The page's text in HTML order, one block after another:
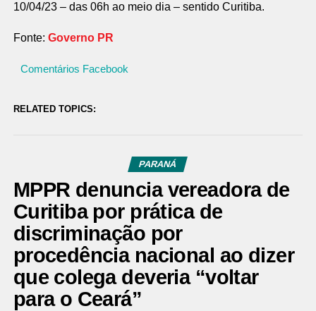
10/04/23 – das 06h ao meio dia – sentido Curitiba.
Fonte: Governo PR
Comentários Facebook
RELATED TOPICS:
PARANÁ
MPPR denuncia vereadora de
Curitiba por prática de
discriminação por
procedência nacional ao dizer
que colega deveria “voltar
para o Ceará”